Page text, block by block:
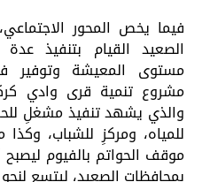
فيما يخص المحور
الصعيد القيام بتنفيذ
مستوى المعيشة وتوفير
مشروع تنمية قرى وادي
والذي يشهد تنفيذ مشغلِ
للمياه، ومركزِ للشباب،
موقف الحواتم بالفيوم